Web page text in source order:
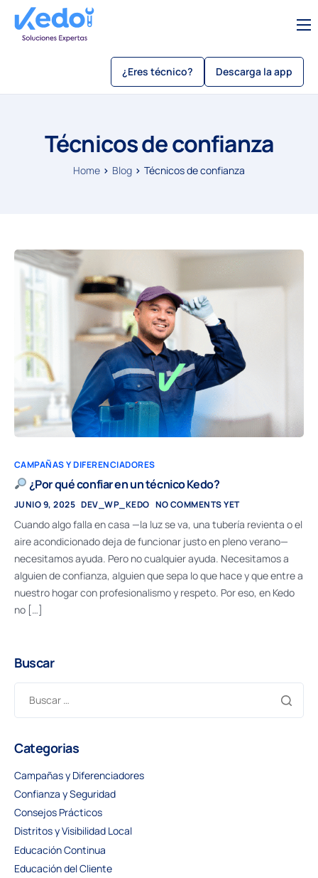
Como usar kedo app
Sé un técnico
¿Eres técnico? Descarga la app
Técnicos de confianza
Home Blog Técnicos de confianza
CAMPAÑAS Y DIFERENCIADORES
¿Por qué confiar en un técnico Kedo?
JUNIO 9, 2025 DEV_WP_KEDO NO COMMENTS YET
Cuando algo falla en casa —la luz se va, una tubería revienta o el
aire acondicionado deja de funcionar justo en pleno verano—
necesitamos ayuda. Pero no cualquier ayuda. Necesitamos a
alguien de confianza, alguien que sepa lo que hace y que entre a
nuestro hogar con profesionalismo y respeto. Por eso, en Kedo
no […]
Buscar
Categorias
Campañas y Diferenciadores
Confianza y Seguridad
Consejos Prácticos
Distritos y Visibilidad Local
Educación Continua
Educación del Cliente